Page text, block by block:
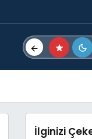
İlginizi